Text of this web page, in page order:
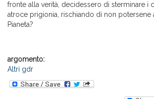
fronte alla verità, decidessero di sterminare i
atroce prigionia, rischiando di non potersene
Pianeta?
argomento:
Altri gdr